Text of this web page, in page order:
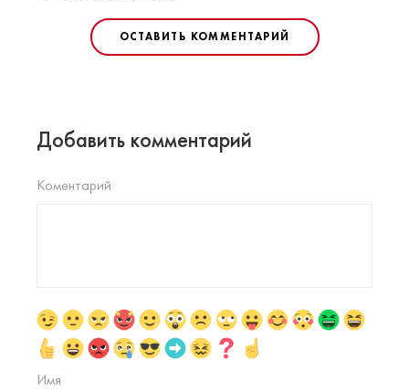
ОСТАВИТЬ КОММЕНТАРИЙ
Добавить комментарий
Коментарий
Имя